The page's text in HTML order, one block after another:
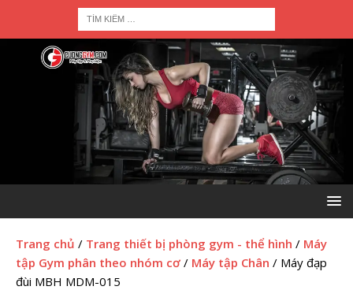
Trang chủ / Trang thiết bị phòng gym - thể hình / Máy
tập Gym phân theo nhóm cơ / Máy tập Chân / Máy đạp
đùi MBH MDM-015